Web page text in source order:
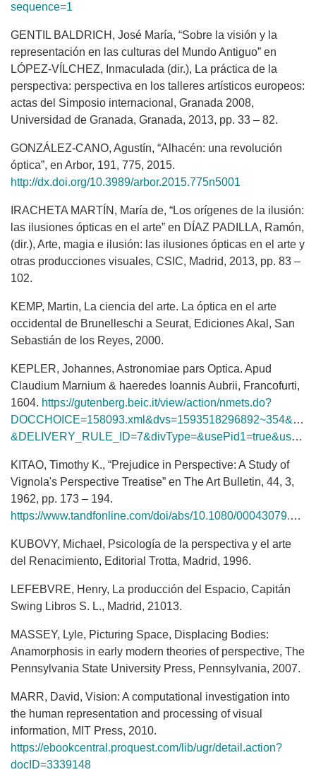
sequence=1
GENTIL BALDRICH, José María, “Sobre la visión y la
representación en las culturas del Mundo Antiguo” en
LÓPEZ-VÍLCHEZ, Inmaculada (dir.), La práctica de la
perspectiva: perspectiva en los talleres artísticos europeos:
actas del Simposio internacional, Granada 2008,
Universidad de Granada, Granada, 2013, pp. 33 – 82.
GONZÁLEZ-CANO, Agustín, “Alhacén: una revolución
óptica”, en Arbor, 191, 775, 2015.
http://dx.doi.org/10.3989/arbor.2015.775n5001
IRACHETA MARTÍN, María de, “Los orígenes de la ilusión:
las ilusiones ópticas en el arte” en DÍAZ PADILLA, Ramón,
(dir.), Arte, magia e ilusión: las ilusiones ópticas en el arte y
otras producciones visuales, CSIC, Madrid, 2013, pp. 83 –
102.
KEMP, Martin, La ciencia del arte. La óptica en el arte
occidental de Brunelleschi a Seurat, Ediciones Akal, San
Sebastián de los Reyes, 2000.
KEPLER, Johannes, Astronomiae pars Optica. Apud
Claudium Marnium & haeredes Ioannis Aubrii, Francofurti,
1604. https://gutenberg.beic.it/view/action/nmets.do?
&DELIVERY_RULE_ID=7&divType=&usePid1=true&usePid2=true
KITAO, Timothy K., “Prejudice in Perspective: A Study of
Vignola's Perspective Treatise” en The Art Bulletin, 44, 3,
1962, pp. 173 – 194.
https://www.tandfonline.com/doi/abs/10.1080/00043079.1962.10789043
KUBOVY, Michael, Psicología de la perspectiva y el arte
del Renacimiento, Editorial Trotta, Madrid, 1996.
LEFEBVRE, Henry, La producción del Espacio, Capitán
Swing Libros S. L., Madrid, 21013.
MASSEY, Lyle, Picturing Space, Displacing Bodies:
Anamorphosis in early modern theories of perspective, The
Pennsylvania State University Press, Pennsylvania, 2007.
MARR, David, Vision: A computational investigation into
the human representation and processing of visual
information, MIT Press, 2010.
https://ebookcentral.proquest.com/lib/ugr/detail.action?
docID=3339148